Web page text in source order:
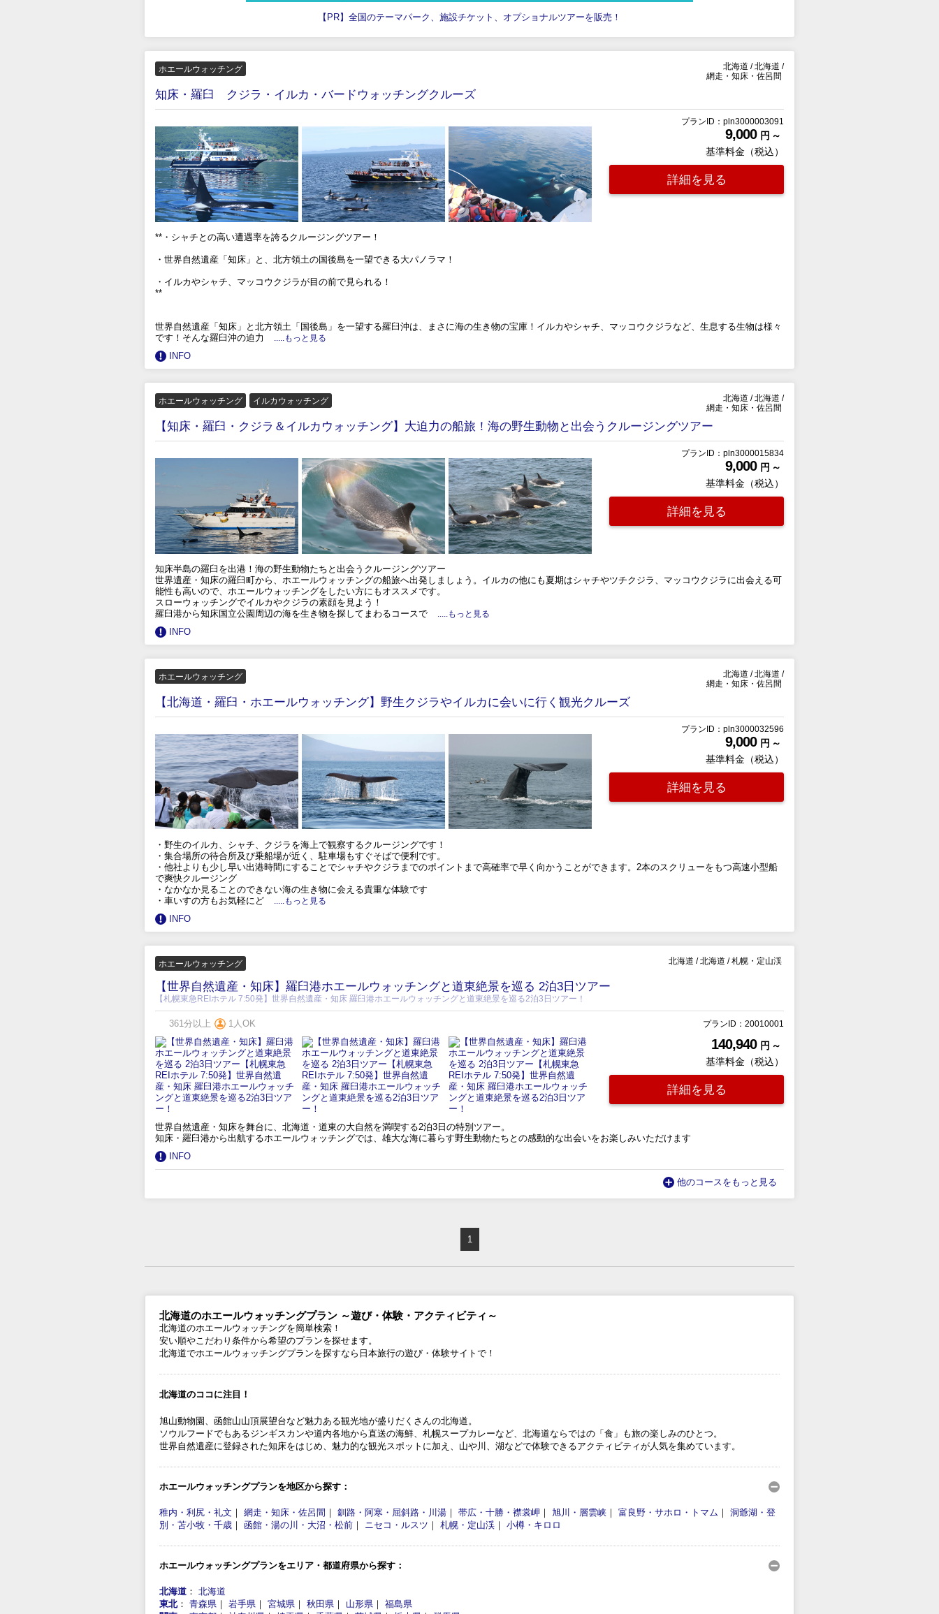
【PR】全国のテーマパーク、施設チケット、オプショナルツアーを販売！
ホエールウォッチング 北海道 / 北海道 /
網走・知床・佐呂間
知床・羅臼 クジラ・イルカ・バードウォッチングクルーズ
プランID：pln3000003091
9,000 円 ～
基準料金（税込）
詳細を見る
**・シャチとの高い遭遇率を誇るクルージングツアー！
・世界自然遺産「知床」と、北方領土の国後島を一望できる大パノラマ！
・イルカやシャチ、マッコウクジラが目の前で見られる！
**
世界自然遺産「知床」と北方領土「国後島」を一望する羅臼沖は、まさに海の生き物の宝庫！イルカやシャチ、マッコウクジラなど、生息する生物は様々
です！そんな羅臼沖の迫力
.....もっと見る
INFO
ホエールウォッチング イルカウォッチング 北海道 / 北海道 /
網走・知床・佐呂間
【知床・羅臼・クジラ＆イルカウォッチング】大迫力の船旅！海の野生動物と出会うクルージングツアー
プランID：pln3000015834
9,000 円 ～
基準料金（税込）
詳細を見る
知床半島の羅臼を出港！海の野生動物たちと出会うクルージングツアー
世界遺産・知床の羅臼町から、ホエールウォッチングの船旅へ出発しましょう。イルカの他にも夏期はシャチやツチクジラ、マッコウクジラに出会える可
能性も高いので、ホエールウォッチングをしたい方にもオススメです。
スローウォッチングでイルカやクジラの素顔を見よう！
羅臼港から知床国立公園周辺の海を生き物を探してまわるコースで
.....もっと見る
INFO
ホエールウォッチング 北海道 / 北海道 /
網走・知床・佐呂間
【北海道・羅臼・ホエールウォッチング】野生クジラやイルカに会いに行く観光クルーズ
プランID：pln3000032596
9,000 円 ～
基準料金（税込）
詳細を見る
・野生のイルカ、シャチ、クジラを海上で観察するクルージングです！
・集合場所の待合所及び乗船場が近く、駐車場もすぐそばで便利です。
・他社よりも少し早い出港時間にすることでシャチやクジラまでのポイントまで高確率で早く向かうことができます。2本のスクリューをもつ高速小型船
で爽快クルージング
・なかなか見ることのできない海の生き物に会える貴重な体験です
・車いすの方もお気軽にど
.....もっと見る
INFO
ホエールウォッチング 北海道 / 北海道 / 札幌・定山渓
【世界自然遺産・知床】羅臼港ホエールウォッチングと道東絶景を巡る 2泊3日ツアー
【札幌東急REIホテル 7:50発】世界自然遺産・知床 羅臼港ホエールウォッチングと道東絶景を巡る2泊3日ツアー！
361分以上 1人OK プランID：20010001
140,940 円 ～
基準料金（税込）
詳細を見る
世界自然遺産・知床を舞台に、北海道・道東の大自然を満喫する2泊3日の特別ツアー。
知床・羅臼港から出航するホエールウォッチングでは、雄大な海に暮らす野生動物たちとの感動的な出会いをお楽しみいただけます
INFO
他のコースをもっと見る
1
北海道のホエールウォッチングプラン ～遊び・体験・アクティビティ～
北海道のホエールウォッチングを簡単検索！
安い順やこだわり条件から希望のプランを探せます。
北海道でホエールウォッチングプランを探すなら日本旅行の遊び・体験サイトで！
北海道のココに注目！
旭山動物園、函館山山頂展望台など魅力ある観光地が盛りだくさんの北海道。
ソウルフードでもあるジンギスカンや道内各地から直送の海鮮、札幌スープカレーなど、北海道ならではの「食」も旅の楽しみのひとつ。
世界自然遺産に登録された知床をはじめ、魅力的な観光スポットに加え、山や川、湖などで体験できるアクティビティが人気を集めています。
ホエールウォッチングプランを地区から探す：
稚内・利尻・礼文 ｜ 網走・知床・佐呂間 ｜ 釧路・阿寒・屈斜路・川湯 ｜ 帯広・十勝・襟裳岬 ｜ 旭川・層雲峡 ｜ 富良野・サホロ・トマム ｜ 洞爺湖・登
別・苫小牧・千歳 ｜ 函館・湯の川・大沼・松前 ｜ ニセコ・ルスツ ｜ 札幌・定山渓 ｜ 小樽・キロロ
ホエールウォッチングプランをエリア・都道府県から探す：
北海道 ： 北海道
東北： 青森県 ｜ 岩手県 ｜ 宮城県 ｜ 秋田県 ｜ 山形県 ｜ 福島県